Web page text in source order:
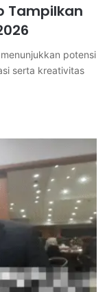
Tampilkan
potensi
serta kreativitas